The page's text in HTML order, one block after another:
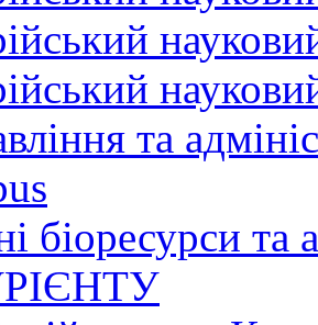
та
біоресурси та